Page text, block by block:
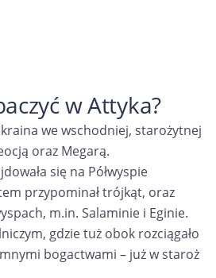
w Attyka?
we wschodniej, starożytnej
oraz Megarą.
się na Półwyspie
przypominał trójkąt, oraz
m.in. Salaminie i Eginie.
gdzie tuż obok rozciągało
bogactwami – już w staroż